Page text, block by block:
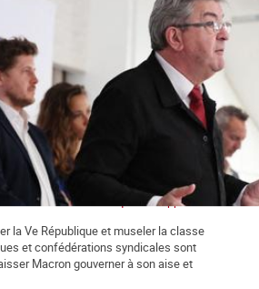
: Non au front unique des appareils !
la Ve République et museler la classe
et confédérations syndicales sont
Macron gouverner à son aise et